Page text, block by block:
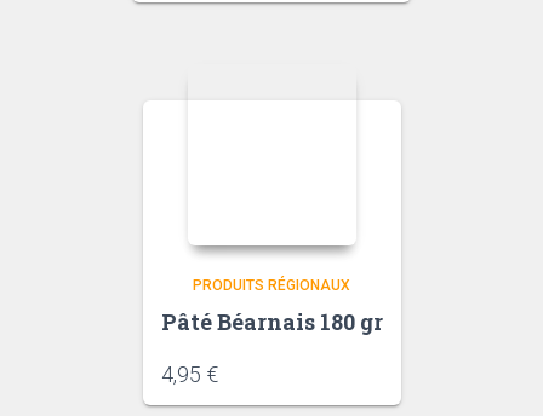
PRODUITS RÉGIONAUX
Pâté Béarnais 180 gr
4,95 €